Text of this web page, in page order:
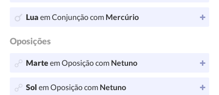
Lua em Conjunção com Mercúrio
Oposições
Marteem Oposição com Netuno
Sol em Oposição com Netuno